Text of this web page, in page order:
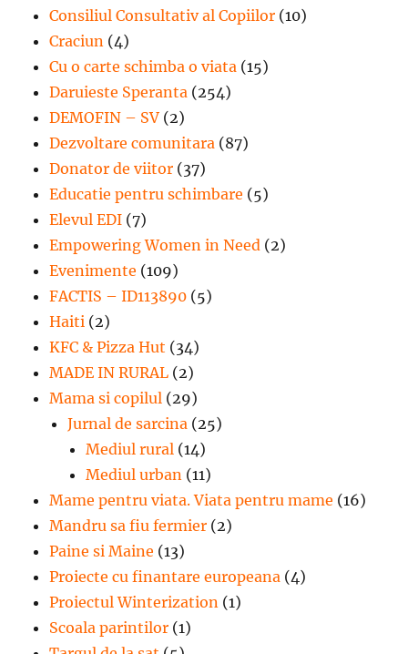
Consiliul Consultativ al Copiilor (10)
Craciun (4)
Cu o carte schimba o viata (15)
Daruieste Speranta (254)
DEMOFIN – SV (2)
Dezvoltare comunitara (87)
Donator de viitor (37)
Educatie pentru schimbare (5)
Elevul EDI (7)
Empowering Women in Need (2)
Evenimente (109)
FACTIS – ID113890 (5)
Haiti (2)
KFC & Pizza Hut (34)
MADE IN RURAL (2)
Mama si copilul (29)
Jurnal de sarcina (25)
Mediul rural (14)
Mediul urban (11)
Mame pentru viata. Viata pentru mame (16)
Mandru sa fiu fermier (2)
Paine si Maine (13)
Proiecte cu finantare europeana (4)
Proiectul Winterization (1)
Scoala parintilor (1)